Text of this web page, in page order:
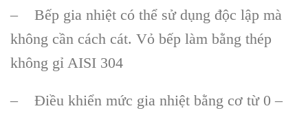
– Bếp gia nhiệt có thể sử dụng độc lập mà
không cần cách cát. Vỏ bếp làm bằng thép
không gỉ AISI 304
– Điều khiển mức gia nhiệt bằng cơ từ 0 –